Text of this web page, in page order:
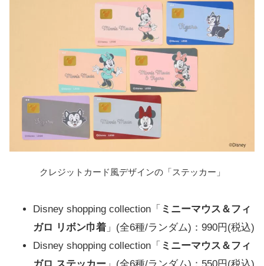
クレジットカード風デザインの「ステッカー」
Disney shopping collection「 ミニーマウス＆フィ
ガロ リボン巾着 」(全6種/ランダム)：990円(税込)
Disney shopping collection「 ミニーマウス＆フィ